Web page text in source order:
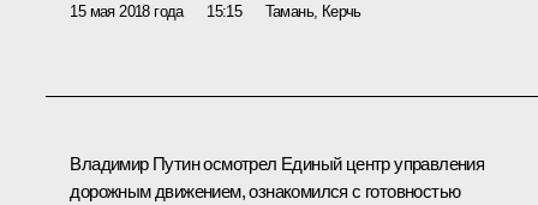
15 мая 2018 года 15:15 Тамань, Керчь
Владимир Путин осмотрел Единый центр управления
дорожным движением, ознакомился с готовностью